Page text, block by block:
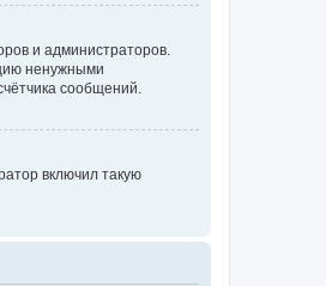
и администраторов.
ненужными
сообщений.
включил такую